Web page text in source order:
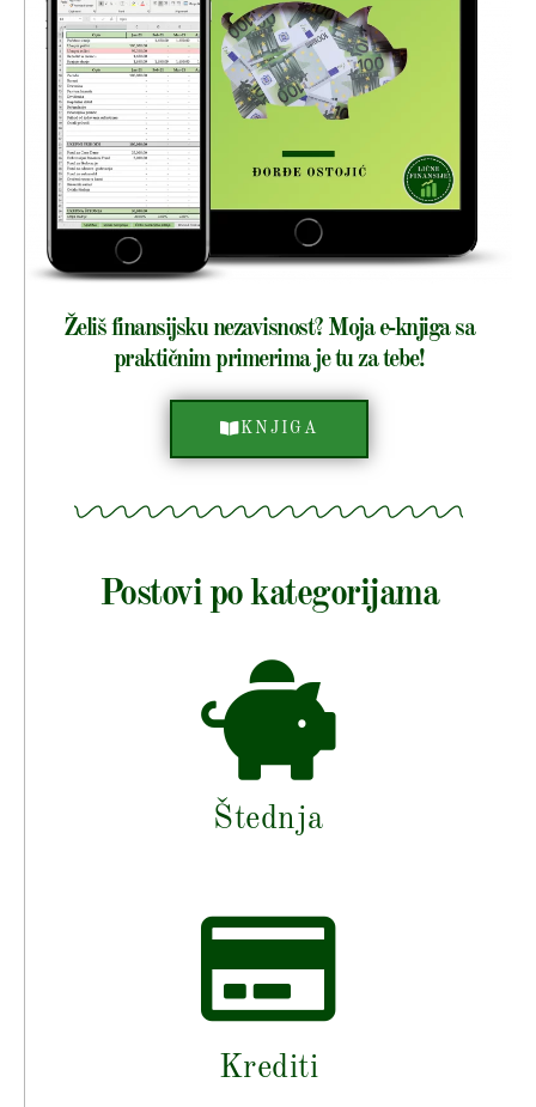
Želiš finansijsku nezavisnost? Moja e-knjiga sa
praktičnim primerima je tu za tebe!
KNJIGA
Postovi po kategorijama
Štednja
Krediti